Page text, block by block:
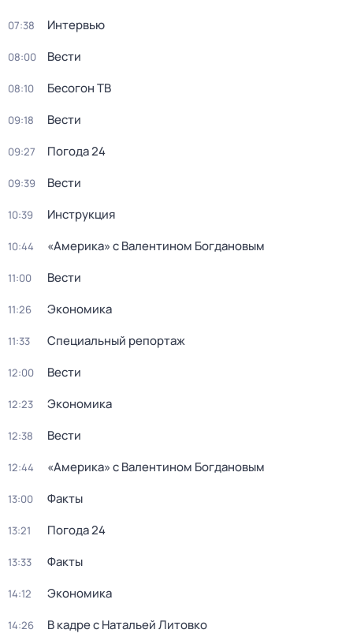
07:38 Интервью
08:00 Вести
08:10 Бесогон ТВ
09:18 Вести
09:27 Погода 24
09:39 Вести
10:39 Инструкция
10:44 «Америка» с Валентином Богдановым
11:00 Вести
11:26 Экономика
11:33 Специальный репортаж
12:00 Вести
12:23 Экономика
12:38 Вести
12:44 «Америка» с Валентином Богдановым
13:00 Факты
13:21 Погода 24
13:33 Факты
14:12 Экономика
14:26 В кадре с Натальей Литовко